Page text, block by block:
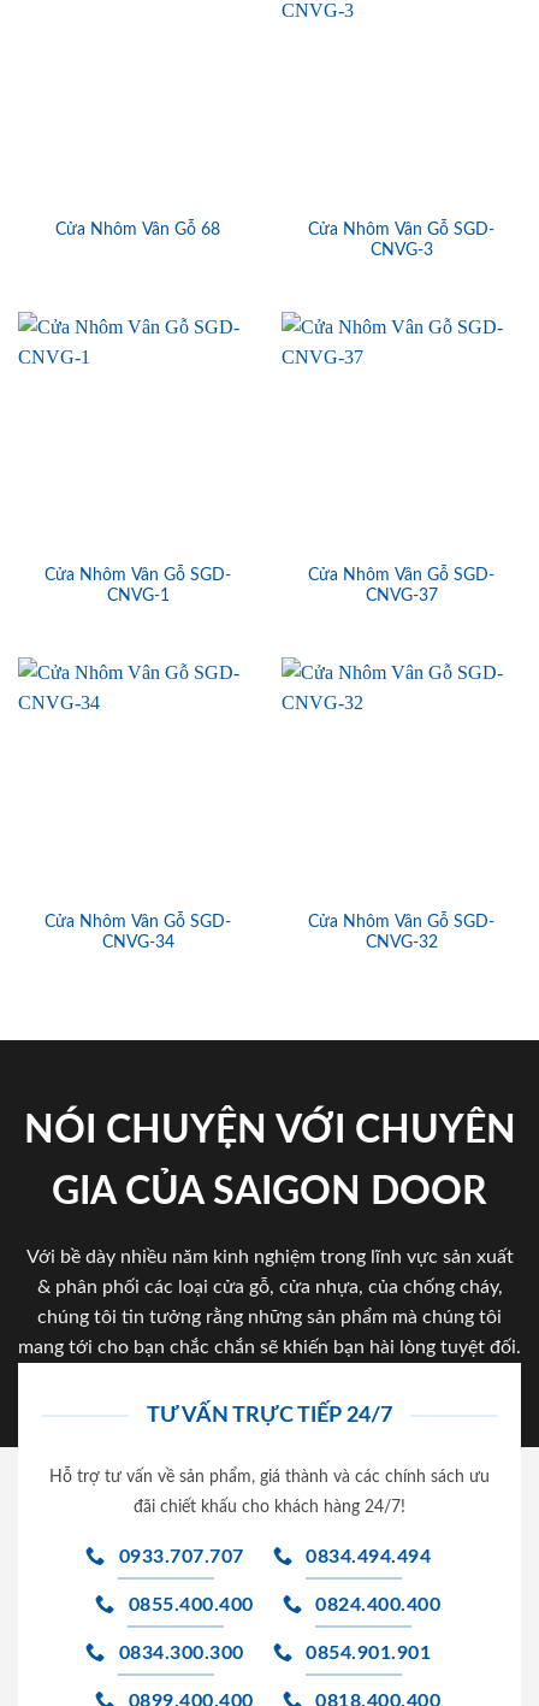
Cửa Nhôm Vân Gỗ 68
Cửa Nhôm Vân Gỗ SGD-
CNVG-3
Cửa Nhôm Vân Gỗ SGD-
CNVG-1
Cửa Nhôm Vân Gỗ SGD-
CNVG-37
Cửa Nhôm Vân Gỗ SGD-
CNVG-34
Cửa Nhôm Vân Gỗ SGD-
CNVG-32
NÓI CHUYỆN VỚI CHUYÊN
GIA CỦA SAIGON DOOR
Với bề dày nhiều năm kinh nghiệm trong lĩnh vực sản xuất
& phân phối các loại cửa gỗ, cửa nhựa, của chống cháy,
chúng tôi tin tưởng rằng những sản phẩm mà chúng tôi
mang tới cho bạn chắc chắn sẽ khiến bạn hài lòng tuyệt đối.
TƯ VẤN TRỰC TIẾP 24/7
Hỗ trợ tư vấn về sản phẩm, giá thành và các chính sách ưu
đãi chiết khấu cho khách hàng 24/7!
0933.707.707 0834.494.494
0855.400.400 0824.400.400
0834.300.300 0854.901.901
0899.400.400 0818.400.400